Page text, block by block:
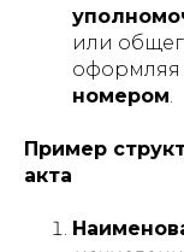
или
оформляя
номером.
Пример
акта